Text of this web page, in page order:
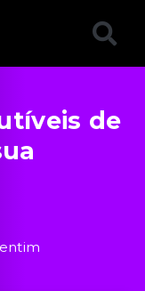
de